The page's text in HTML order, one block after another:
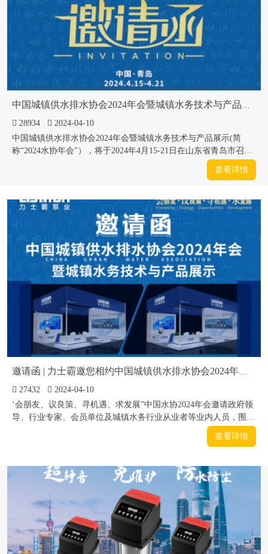
中国城镇供水排水协会2024年会暨城镇水务技术与产品展示
28934
2024-04-10
中国城镇供水排水协会2024年会暨城镇水务技术与产品展示(简
称“2024水协年会”），将于2024年4月15-21日在山东省青岛市召
开。水协年会秉承“会朋友、议良策、寻机遇、求发展”的宗旨，邀
请政府领导、行业专家、会员单位及城镇水务行业从业者等业内人
和展示。一是...
查看详情
邀请函 | 力士霸邀您相约中国城镇供水排水协会2024年会暨城镇水务技术与产品展示
27432
2024-04-10
‘会朋友、议良策、寻机遇、求发展”中国水协2024年会邀请政府领
导、行业专家、会员单位及城镇水务行业从业者等业内人员，围绕
城镇水务行业政策、行业发展形势和趋势等进行交流研讨和展示。
力士霸泵业将在展会期间精彩亮相智能静音泵，切实解决二次供水
现场考察指导!
查看详情